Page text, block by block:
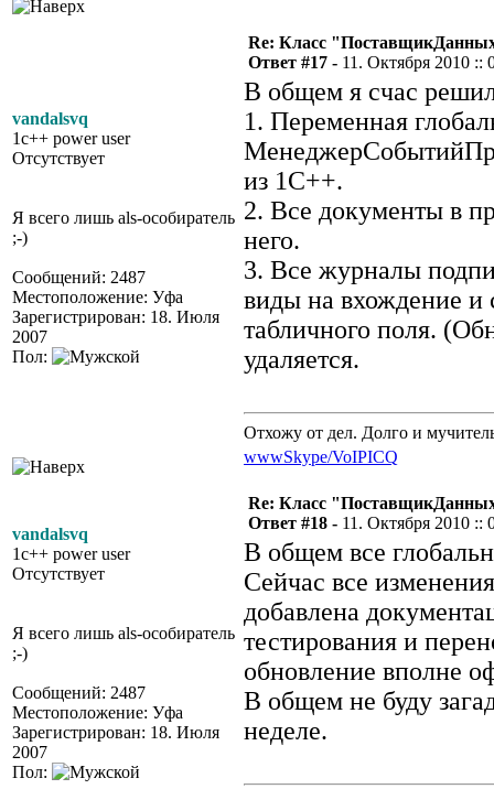
vandalsvq
1c++ power user
Отсутствует
Я всего лишь als-особиратель
;-)
Сообщений: 2487
Местоположение: Уфа
Зарегистрирован: 18. Июля
2007
Пол:
Re: Класс
Ответ #17 - 11. Октября 2010 ::
В общем я счас
1. Переменная
из 1С++.
2. Все документы в
него.
3. Все журналы
виды на вхождение и
табличного поля.
удаляется.
Отхожу от дел. Долго и
wwwSkype/VoIPICQ
vandalsvq
1c++ power user
Отсутствует
Я всего лишь als-особиратель
;-)
Сообщений: 2487
Местоположение: Уфа
Зарегистрирован: 18. Июля
2007
Пол:
Re: Класс
Ответ #18 - 11. Октября 2010 ::
В общем все
Сейчас все
добавлена
тестирования и
обновление вполне
В общем не буду
неделе.